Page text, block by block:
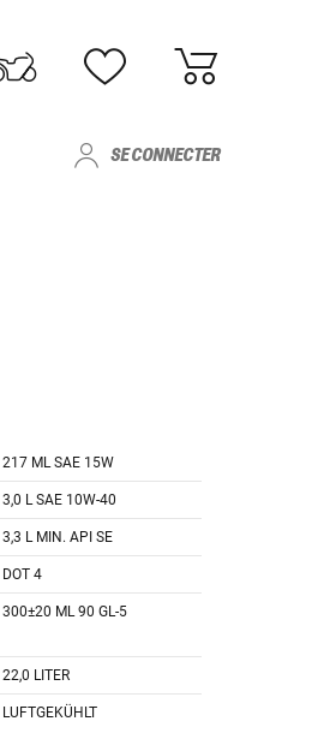
SE CONNECTER
217 ML SAE 15W
3,0 L SAE 10W-40
3,3 L MIN. API SE
DOT 4
300±20 ML 90 GL-5
22,0 LITER
LUFTGEKÜHLT